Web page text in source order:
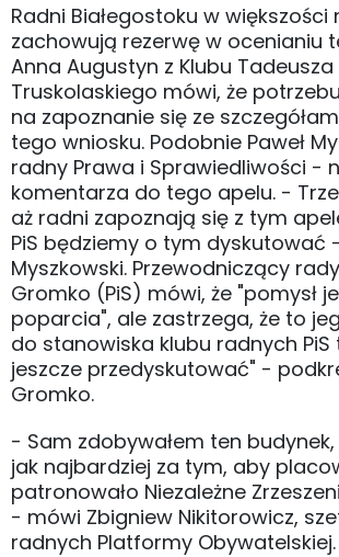
Radni Białegostoku w większości
zachowują rezerwę w ocenianiu
Anna Augustyn z Klubu Tadeusza
Truskolaskiego mówi, że
na zapoznanie się ze
tego wniosku. Podobnie Paweł
radny Prawa i Sprawiedliwości -
komentarza do tego apelu. -
aż radni zapoznają się z tym
PiS będziemy o tym dyskutować
Myszkowski. Przewodniczący
Gromko (PiS) mówi, że "pomysł
poparcia", ale zastrzega, że to
do stanowiska klubu radnych PiS
jeszcze przedyskutować" -
Gromko.
- Sam zdobywałem ten
jak najbardziej za tym, aby
patronowało Niezależne
- mówi Zbigniew Nikitorowicz,
radnych Platformy Obywatelskiej.